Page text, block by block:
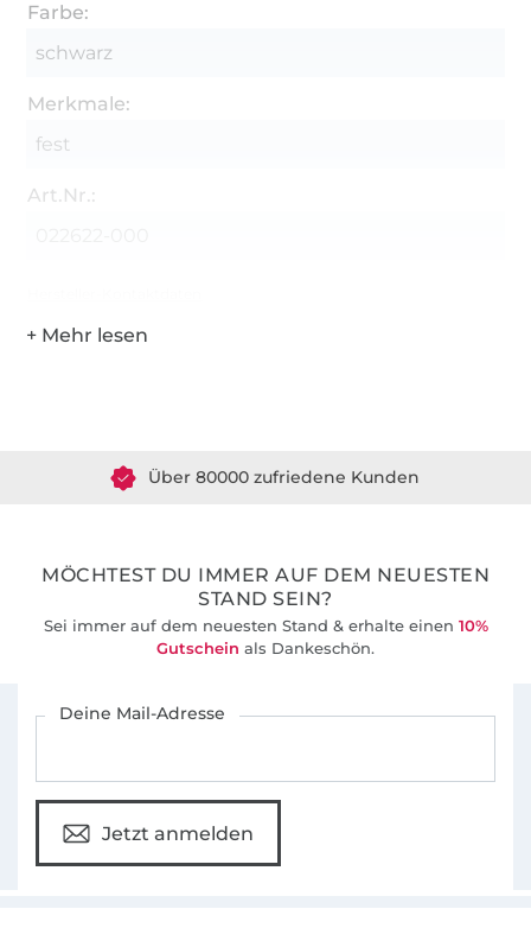
Farbe:
schwarz
Merkmale:
fest
Art.Nr.:
MÖCHTEST DU IMMER AUF DEM NEUESTEN
STAND SEIN?
Sei immer auf dem neuesten Stand & erhalte einen 10%
Gutschein als Dankeschön.
Deine Mail-Adresse
Jetzt anmelden